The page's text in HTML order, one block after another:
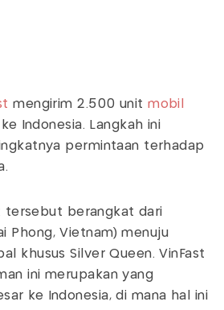
mengirim 2.500 unitmobil
ke Indonesia. Langkah ini
permintaan terhadap
tersebut berangkat dari
Phong, Vietnam) menuju
khusus Silver Queen. VinFast
ini merupakan yang
ke Indonesia, di mana hal ini